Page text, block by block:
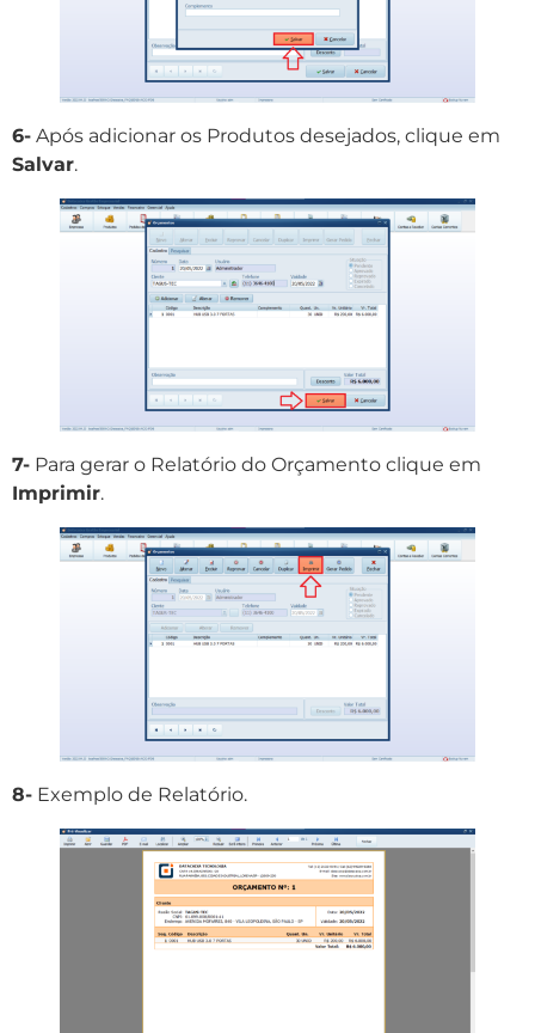
6- Após adicionar os Produtos desejados, clique em
Salvar.
7- Para gerar o Relatório do Orçamento clique em
Imprimir.
8- Exemplo de Relatório.